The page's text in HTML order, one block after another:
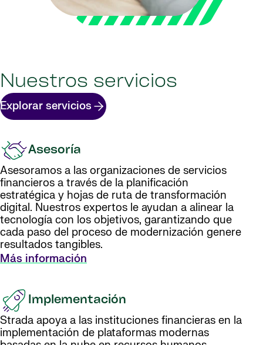
Nuestros servicios
Explorar servicios
Asesoría
Asesoramos a las organizaciones de servicios
financieros a través de la planificación
estratégica y hojas de ruta de transformación
digital. Nuestros expertos le ayudan a alinear la
tecnología con los objetivos, garantizando que
cada paso del proceso de modernización genere
resultados tangibles.
Más información
Implementación
Strada apoya a las instituciones financieras en la
implementación de plataformas modernas